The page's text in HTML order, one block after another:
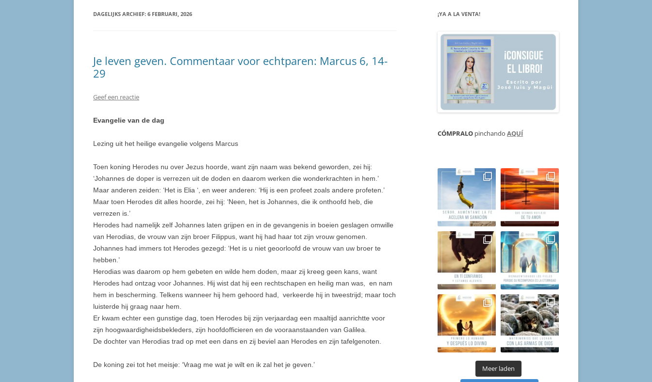
DAGELIJKS ARCHIEF: 6 FEBRUARI, 2026
Je leven geven. Commentaar voor echtparen: Marcus 6, 14-
29
Geef een reactie
Evangelie van de dag
Lezing uit het heilige evangelie volgens Marcus
Toen koning Herodes nu over Jezus hoorde, want zijn naam was bekend geworden, zei hij:
‘Johannes de doper is verrezen uit de doden en daarom werken die wonderkrachten in hem.’
Maar anderen zeiden: ‘Het is Elia ‘, en weer anderen: ‘Hij is een profeet zoals andere profeten.’
Maar toen Herodes dit alles hoorde, zei hij: ‘Neen, het is Johannes, die ik onthoofd heb, die
verrezen is.’
Herodes had namelijk zelf Johannes laten grijpen en in de gevangenis in boeien geslagen omwille
van Herodias, de vrouw van zijn broer Filippus, want hij had haar tot zijn vrouw genomen.
Johannes had immers tot Herodes gezegd: ‘Het is u niet geoorloofd de vrouw van uw broer te
hebben.’
Herodias was daarom op hem gebeten en wilde hem doden, maar zij kreeg geen kans, want
Herodes had ontzag voor Johannes. Hij wist dat hij een rechtschapen en heilig man was, en nam
hem in bescher­ming. Telkens wanneer hij hem gehoord had, verkeerde hij in tweestrijd; maar toch
luisterde hij graag naar hem.
Er kwam echter een gunstige dag, toen Herodes bij zijn verjaardag een maaltijd aanrichtte voor
zijn hoogwaardig­heidsbekleders, zijn hoofdofficie­ren en de vooraanstaanden van Galilea.
De dochter van Herodias trad op met een dans en zij beviel aan Herodes en zijn tafelgenoten.
De koning zei tot het meisje: ‘Vraag me wat je wilt en ik zal het je geven.’
¡YA A LA VENTA!
CÓMPRALO pinchando AQUÍ
Meer laden